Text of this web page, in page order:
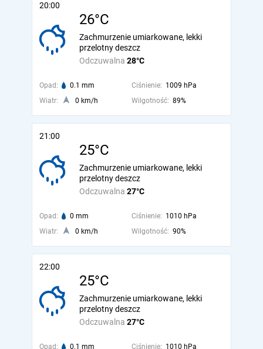
20:00
26°C
Odczuwalna 28°C
Zachmurzenie umiarkowane, lekki
przelotny deszcz
Opad: 0.1 mm Ciśnienie: 1009 hPa
Wiatr:
0 km/h Wilgotność: 89%
21:00
25°C
Odczuwalna 27°C
Zachmurzenie umiarkowane, lekki
przelotny deszcz
Opad: 0 mm Ciśnienie: 1010 hPa
Wiatr:
0 km/h Wilgotność: 90%
22:00
25°C
Odczuwalna 27°C
Zachmurzenie umiarkowane, lekki
przelotny deszcz
Opad: 0.1 mm Ciśnienie: 1010 hPa